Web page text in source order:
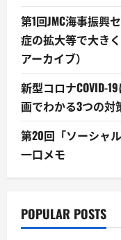
第1回JMC海事振興
症の拡大等で大き
アーカイブ）
新型コロナCOVID-
画でわかる3つの
第20回「ソーシャ
一口メモ
POPULAR POSTS